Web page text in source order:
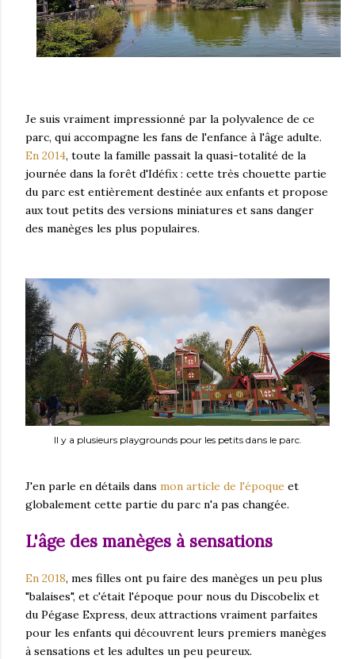
Je suis vraiment impressionné par la polyvalence de ce
parc, qui accompagne les fans de l'enfance à l'âge adulte.
En 2014, toute la famille passait la quasi-totalité de la
journée dans la forêt d'Idéfix : cette très chouette partie
du parc est entièrement destinée aux enfants et propose
aux tout petits des versions miniatures et sans danger
des manèges les plus populaires.
Il y a plusieurs playgrounds pour les petits dans le parc.
J'en parle en détails dans mon article de l'époque et
globalement cette partie du parc n'a pas changée.
L'âge des manèges à sensations
En 2018, mes filles ont pu faire des manèges un peu plus
"balaises", et c'était l'époque pour nous du Discobelix et
du Pégase Express, deux attractions vraiment parfaites
pour les enfants qui découvrent leurs premiers manèges
à sensations et les adultes un peu peureux.